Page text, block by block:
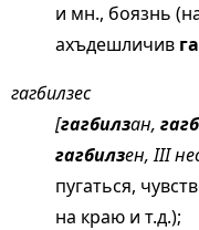
и мн., боязнь
ахъдешличив
гагбилзес
[гагбилзан,
гагбилзен, III
пугаться,
на краю и т.д.);